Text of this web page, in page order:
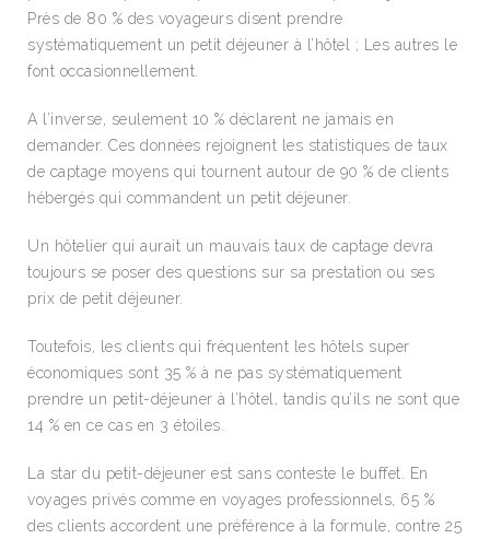
Près de 80 % des voyageurs disent prendre
systématiquement un petit déjeuner à l’hôtel ; Les autres le
font occasionnellement.
A l’inverse, seulement 10 % déclarent ne jamais en
demander. Ces données rejoignent les statistiques de taux
de captage moyens qui tournent autour de 90 % de clients
hébergés qui commandent un petit déjeuner.
Un hôtelier qui aurait un mauvais taux de captage devra
toujours se poser des questions sur sa prestation ou ses
prix de petit déjeuner.
Toutefois, les clients qui fréquentent les hôtels super
économiques sont 35 % à ne pas systématiquement
prendre un petit-déjeuner à l’hôtel, tandis qu’ils ne sont que
14 % en ce cas en 3 étoiles.
La star du petit-déjeuner est sans conteste le buffet. En
voyages privés comme en voyages professionnels, 65 %
des clients accordent une préférence à la formule, contre 25